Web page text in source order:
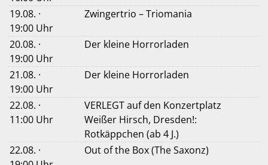
19.08. ·
19:00 Uhr
Zwingertrio – Triomania
20.08. ·
19:00 Uhr
Der kleine Horrorladen
21.08. ·
19:00 Uhr
Der kleine Horrorladen
22.08. ·
11:00 Uhr
VERLEGT auf den Konzertplatz
Weißer Hirsch, Dresden!:
Rotkäppchen (ab 4 J.)
22.08. ·
Out of the Box (The Saxonz)